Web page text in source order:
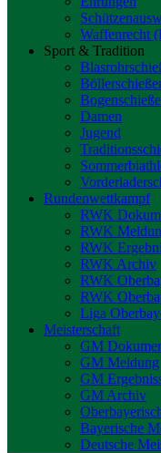
Waffenrecht
Sport & Tradition
Damen
Jugend
Rundenwettkampf
RWK
RWK
RWK
RWK Archiv
RWK
RWK
Liga
Meisterschaft
GM
GM Meldung
GM
GM Archiv
Bayerische
Deutsche